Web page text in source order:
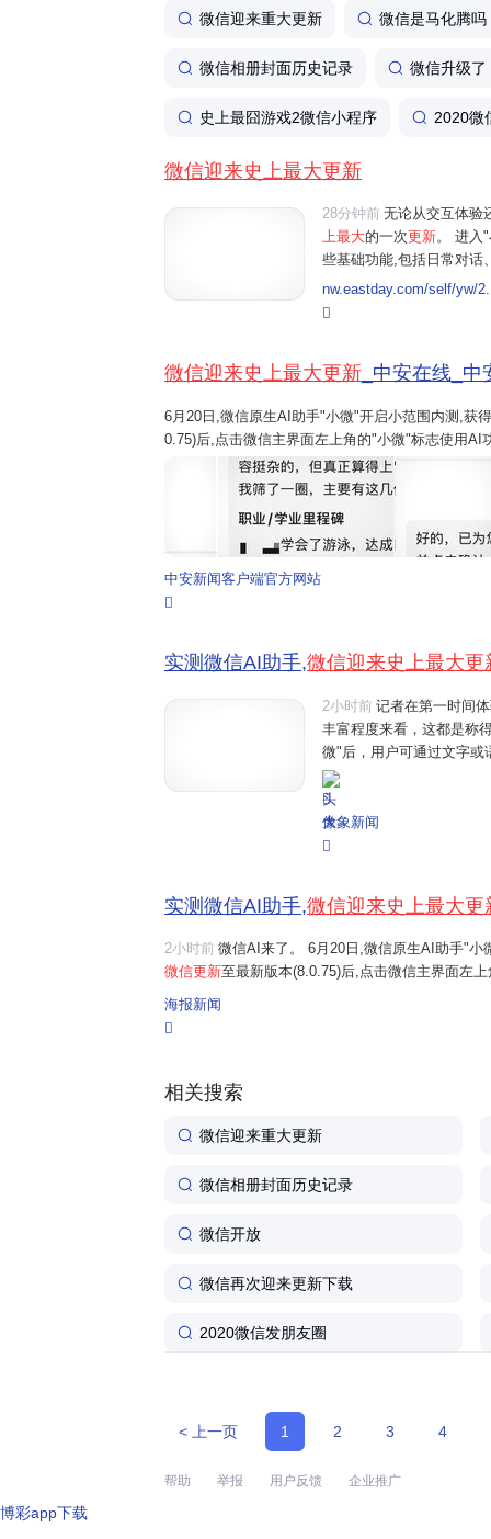
微信迎来重大更新 微信是马化腾吗
微信相册封面历史记录 微信升级了
史上最囧游戏2微信小程序 2020微
微信迎来史上最大更新
28分钟前 无论从交互体验
上最大的一次更新。 进入
些基础功能,包括日常对话
行朋友圈管理等。例如"
朋友圈中值得关注的重点
nw.eastday.com/self/yw/
微信迎来史上最大更新 _中安在线_
6月20日,微信原生AI助手"小微"开启小范围内测,获
0.75)后,点击微信主界面左上角的"小微"标志使用
微"的互动。 界面新闻记者在第一时间体验了"小
看,这都是称得上是微...
中安新闻客户端官方网站
实测微信AI助手,微信迎来史上最大更
2小时前 记者在第一时间
丰富程度来看，这都是称
微"后，用户可通过文字或
话、文件阅读、设置提醒
如"给妈妈发生日快乐"、"
大象新闻
实测微信AI助手,微信迎来史上最大更
2小时前 微信AI来了。 6月20日,微信原生AI助手"
微信更新至最新版本(8.0.75)后,点击微信主界面左
界面一键右滑,开启与"小微"的互动。 界面新闻记
海报新闻
相关搜索
微信迎来重大更新
微信相册封面历史记录
微信开放
微信再次迎来更新下载
2020微信发朋友圈
< 上一页 1 2 3 4
帮助 举报 用户反馈 企业推广
博彩app下载